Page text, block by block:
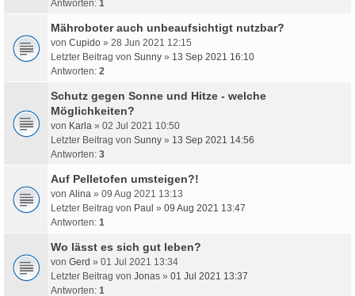
Antworten: 1
Mähroboter auch unbeaufsichtigt nutzbar?
von Cupido » 28 Jun 2021 12:15
Letzter Beitrag von Sunny » 13 Sep 2021 16:10
Antworten: 2
Schutz gegen Sonne und Hitze - welche
Möglichkeiten?
von Karla » 02 Jul 2021 10:50
Letzter Beitrag von Sunny » 13 Sep 2021 14:56
Antworten: 3
Auf Pelletofen umsteigen?!
von Alina » 09 Aug 2021 13:13
Letzter Beitrag von Paul » 09 Aug 2021 13:47
Antworten: 1
Wo lässt es sich gut leben?
von Gerd » 01 Jul 2021 13:34
Letzter Beitrag von Jonas » 01 Jul 2021 13:37
Antworten: 1